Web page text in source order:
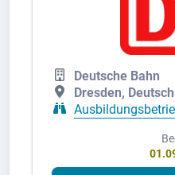
Deutsche Bahn
Dresden,